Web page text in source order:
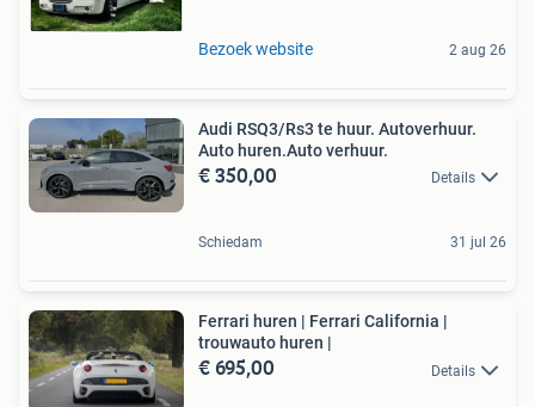
Bezoek website 2 aug 26
Audi RSQ3/Rs3 te huur. Autoverhuur.
Auto huren.Auto verhuur.
€ 350,00 Details
Schiedam 31 jul 26
Ferrari huren | Ferrari California |
trouwauto huren |
€ 695,00 Details